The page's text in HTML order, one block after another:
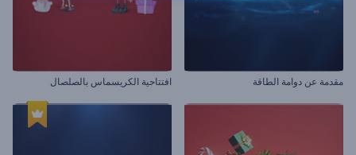
مقدمة عن دوامة الطاقة افتتاحية الكريسماس بالصلصال